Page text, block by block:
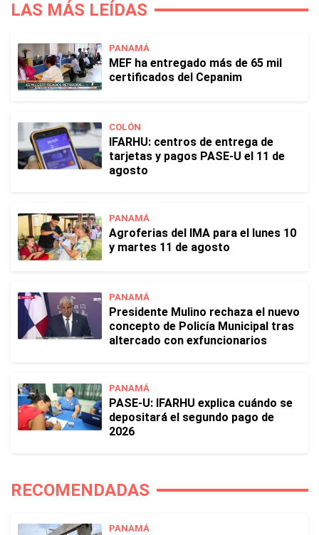
LAS MÁS LEÍDAS
PANAMÁ
MEF ha entregado más de 65 mil
certificados del Cepanim
COLÓN
IFARHU: centros de entrega de
tarjetas y pagos PASE-U el 11 de
agosto
PANAMÁ
Agroferias del IMA para el lunes 10
y martes 11 de agosto
PANAMÁ
Presidente Mulino rechaza el nuevo
concepto de Policía Municipal tras
altercado con exfuncionarios
PANAMÁ
PASE-U: IFARHU explica cuándo se
depositará el segundo pago de
2026
RECOMENDADAS
PANAMÁ